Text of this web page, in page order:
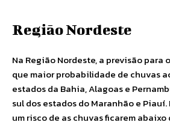
Região Nordeste
Na Região Nordeste, a previsão para
que maior probabilidade de chuvas
estados da Bahia, Alagoas e
sul dos estados do Maranhão e Piauí.
um risco de as chuvas ficarem abaixo